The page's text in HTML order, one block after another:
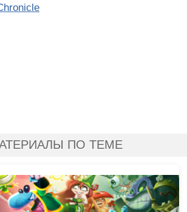
ПО ТЕМЕ